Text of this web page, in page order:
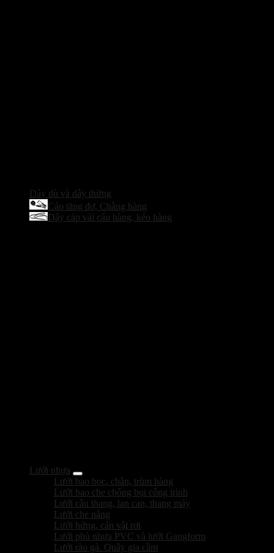
Dây dù và dây thừng
Cảo tăng đơ, Chằng hàng
Dây cáp vải cẩu hàng, kéo hàng
Lưới nhựa
Lưới bao bọc, chắn, trùm hàng
Lưới bao che chống bụi công trình
Lưới cầu thang, lan can, thang máy
Lưới che nắng
Lưới hứng, cản vật rơi
Lưới phủ nhựa PVC và lưới Gangform
Lưới rào gà. Quây gia cầm